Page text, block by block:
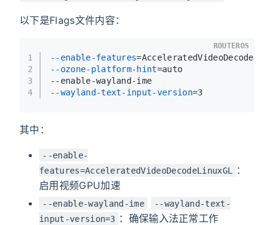
以下是Flags文件内容：
1
2
3
4
--enable-features
--ozone-platform-hint=auto
--enable-wayland-ime
--wayland-text-input-version=3
ROUTEROS
其中：
--enable-
features=AcceleratedVideoDecodeLinuxGL
：
启用视频GPU加速
--enable-wayland-ime
--wayland-text-
input-version=3 ：确保输入法正常工作